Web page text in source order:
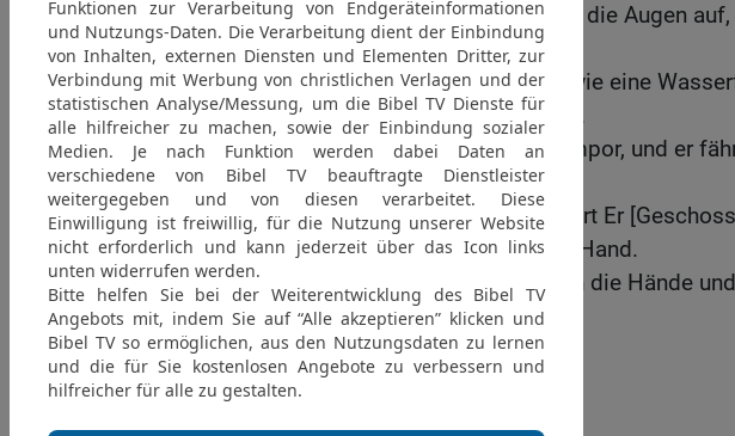
weggenommen; er schlägt die Augen
da!
20 Schrecken ergreift ihn wie eine
führt ihn über Nacht davon.
21 Ein Ostwind hebt ihn empor, und er
von seiner Stätte hinweg.
22 Schonungslos schleudert Er
muss er fliehen vor seiner Hand.
Man klatscht über ihn in die Hände
seinem Wohnort her.
© 2000 Genfer Bibelgesellschaft